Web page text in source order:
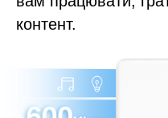
контент.